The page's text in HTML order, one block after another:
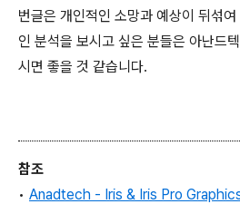
번글은 개인적인 소망과 예상이 뒤섞
인 분석을 보시고 싶은 분들은 아난드
시면 좋을 것 같습니다.
참조
• Anadtech - Iris & Iris Pro